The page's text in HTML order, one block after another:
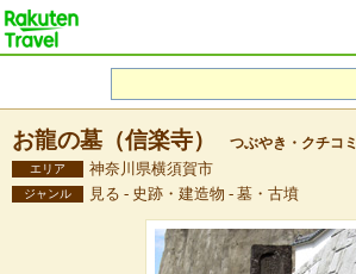
お龍の墓（信楽寺） つぶやき・クチコミ
エリア 神奈川県横須賀市
ジャンル 見る - 史跡・建造物 - 墓・古墳